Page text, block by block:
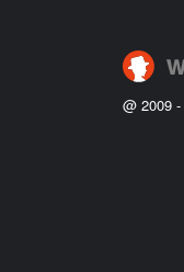
@ 2009 -